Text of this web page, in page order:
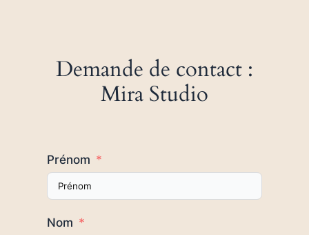
Demande de contact :
Mira Studio
Prénom
Nom